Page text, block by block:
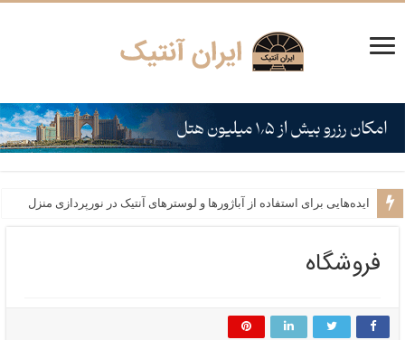
ایده‌هایی برای استفاده از آباژورها و لوسترهای آنتیک در نورپردازی منزل
استفاده از ساعت‌های آنتیک به عنوان نقطه کانونی در دکوراسیون
فروشگاه